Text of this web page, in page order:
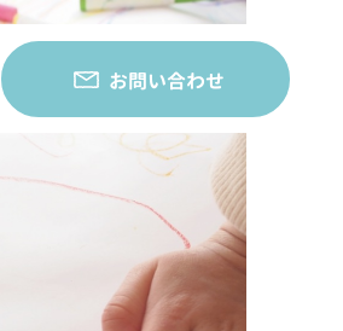
お問い合わせ